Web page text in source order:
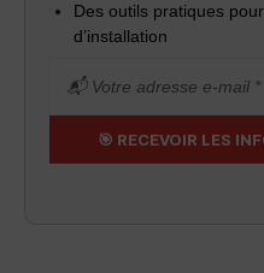
Des outils pratiques
d’installation